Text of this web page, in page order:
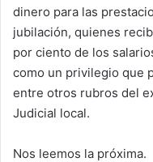
dinero para las
jubilación, quienes
por ciento de los
como un privilegio que
entre otros rubros del
Judicial local.
Nos leemos la próxima.